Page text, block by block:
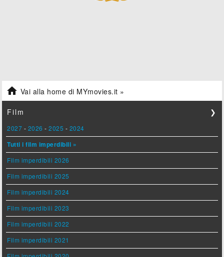
 Vai alla home di MYmovies.it »
Film ❯
2027 - 2026 -2025 - 2024
Tutti i film imperdibili »
Film imperdibili 2026
Film imperdibili 2025
Film imperdibili 2024
Film imperdibili 2023
Film imperdibili 2022
Film imperdibili 2021